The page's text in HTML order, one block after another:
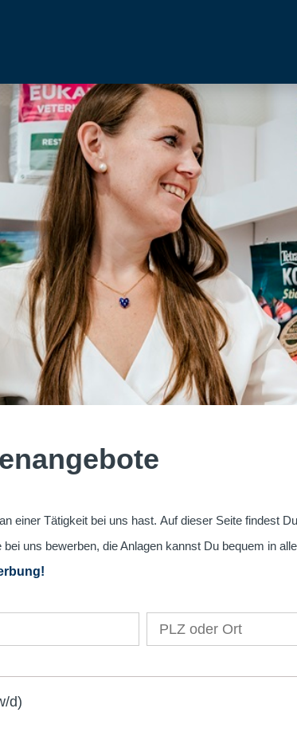
einer Tätigkeit bei uns hast. Auf dieser Seite findest
uns bewerben, die Anlagen kannst Du bequem in
d)